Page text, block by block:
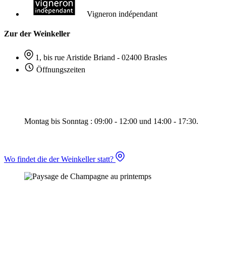
Vigneron indépendant
Zur der Weinkeller
1, bis rue Aristide Briand - 02400 Brasles
Öffnungszeiten
Montag bis Sonntag : 09:00 - 12:00 und 14:00 - 17:30.
Wo findet die der Weinkeller statt?